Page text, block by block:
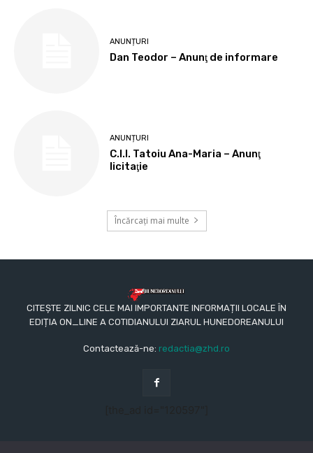
ANUNȚURI
Dan Teodor – Anunţ de informare
ANUNȚURI
C.I.I. Tatoiu Ana-Maria – Anunţ
licitaţie
Încărcați mai multe
CITEȘTE ZILNIC CELE MAI IMPORTANTE INFORMAȚII LOCALE ÎN
EDIȚIA ON_LINE A COTIDIANULUI ZIARUL HUNEDOREANULUI
Contactează-ne: redactia@zhd.ro